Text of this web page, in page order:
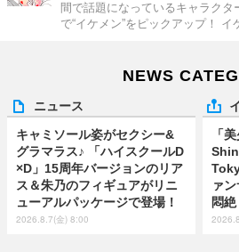
間で話題になっているキャラク
で“イケメン”をピックアップ！
NEWS
ニュース
キャミソール姿がセクシー&
グラマラス♪ 「ハイスクールD
×D」15周年バージョンのリア
ス＆朱乃のフィギュアがリニ
ューアルパッケージで登場！
2026.8.7(金) 8:00
「
ァ
悶